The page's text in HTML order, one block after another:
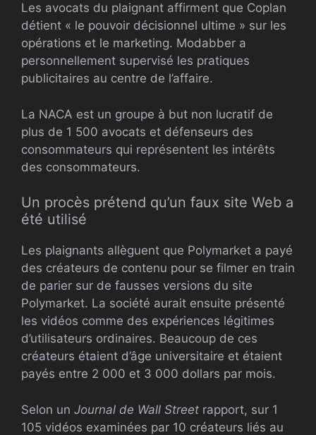
Les avocats du plaignant affirment que Coplan
détient « le pouvoir décisionnel ultime » sur les
opérations et le marketing. Modabber a
personnellement supervisé les pratiques
publicitaires au centre de l’affaire.
La NACA est un groupe à but non lucratif de
plus de 1 500 avocats et défenseurs des
consommateurs qui représentent les intérêts
des consommateurs.
Un procès prétend qu’un faux site Web a
été utilisé
Les plaignants allèguent que Polymarket a payé
des créateurs de contenu pour se filmer en train
de parier sur de fausses versions du site
Polymarket. La société aurait ensuite présenté
les vidéos comme des expériences légitimes
d’utilisateurs ordinaires. Beaucoup de ces
créateurs étaient d’âge universitaire et étaient
payés entre 2 000 et 3 000 dollars par mois.
Selon un Journal de Wall Street rapport, sur 1
105 vidéos examinées par 10 créateurs liés au